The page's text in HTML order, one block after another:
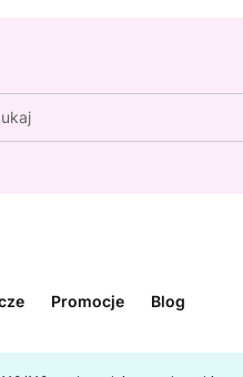
Promocje Blog